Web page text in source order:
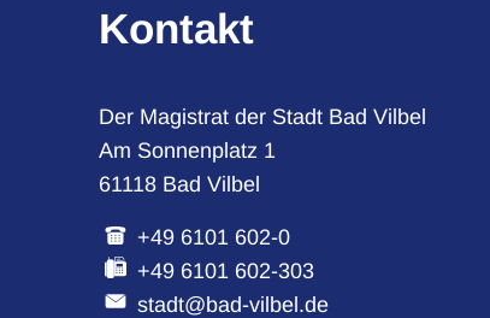
Kontakt
Der Magistrat der Stadt Bad Vilbel
Am Sonnenplatz 1
61118 Bad Vilbel
+49 6101 602-0
+49 6101 602-303
stadt@bad-vilbel.de